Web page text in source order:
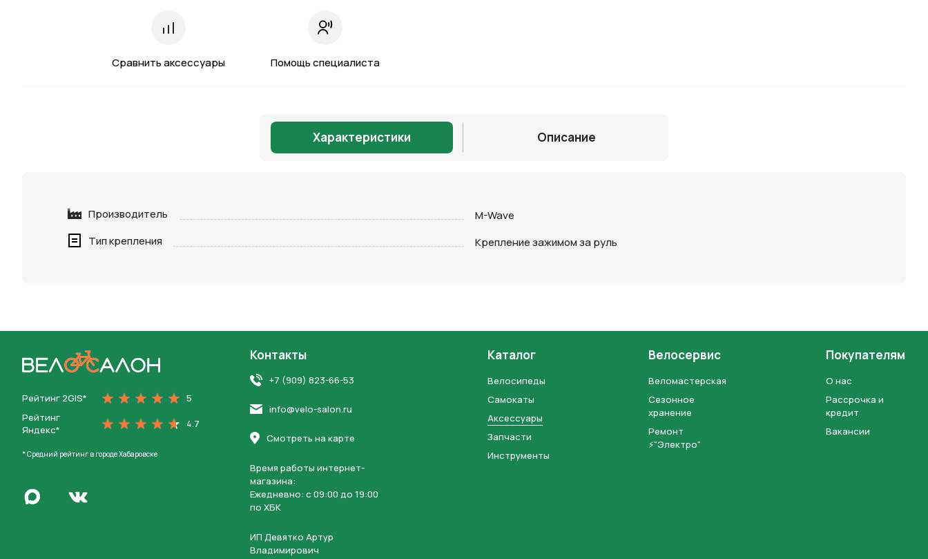
Сравнить аксессуары Помощь специалиста
Характеристики Описание
Производитель
M-Wave
Тип крепления
Крепление зажимом за руль
Рейтинг 2GIS*
5
Рейтинг
Яндекс*
4.7
* Средний рейтинг в городе Хабаровске
Написать в MaxПерейти во Вконтакте
Контакты
+7 (909) 823-66-53
info@velo-salon.ru
Смотреть на карте
Время работы интернет-
магазина:
Ежедневно: c 09:00 до 19:00
по ХБК
ИП Девятко Артур
Владимирович
Каталог
Велосипеды
Самокаты
Аксессуары
Запчасти
Инструменты
Велосервис
Веломастерская
Сезонное
хранение
Ремонт
⚡"Электро"
Покупателям
О нас
Рассрочка и
кредит
Вакансии
Отправить
Нажимая на кнопку “Отправить заявку”, вы даетесогласие на обработку